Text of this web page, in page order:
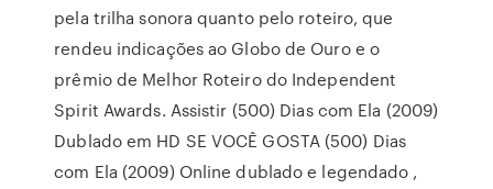
pela trilha sonora quanto pelo roteiro, que
rendeu indicações ao Globo de Ouro e o
prêmio de Melhor Roteiro do Independent
Spirit Awards. Assistir (500) Dias com Ela (2009)
Dublado em HD SE VOCÊ GOSTA (500) Dias
com Ela (2009) Online dublado e legendado ,